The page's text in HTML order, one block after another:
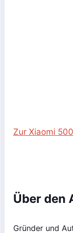
Zur Xiaomi
Über den
Gründer und